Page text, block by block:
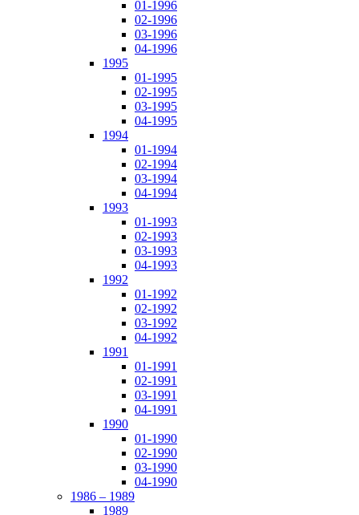
01-1996
02-1996
03-1996
04-1996
1995
01-1995
02-1995
03-1995
04-1995
1994
01-1994
02-1994
03-1994
04-1994
1993
01-1993
02-1993
03-1993
04-1993
1992
01-1992
02-1992
03-1992
04-1992
1991
01-1991
02-1991
03-1991
04-1991
1990
01-1990
02-1990
03-1990
04-1990
1986 – 1989
1989